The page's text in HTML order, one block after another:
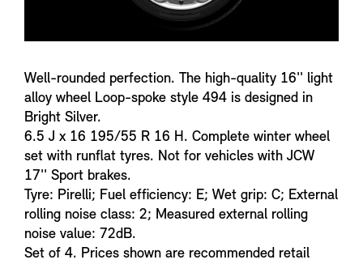
Well-rounded perfection. The high-quality 16'' light
alloy wheel Loop-spoke style 494 is designed in
Bright Silver.
6.5 J x 16 195/55 R 16 H. Complete winter wheel
set with runflat tyres. Not for vehicles with JCW
17'' Sport brakes.
Tyre: Pirelli; Fuel efficiency: E; Wet grip: C; External
rolling noise class: 2; Measured external rolling
noise value: 72dB.
Set of 4. Prices shown are recommended retail